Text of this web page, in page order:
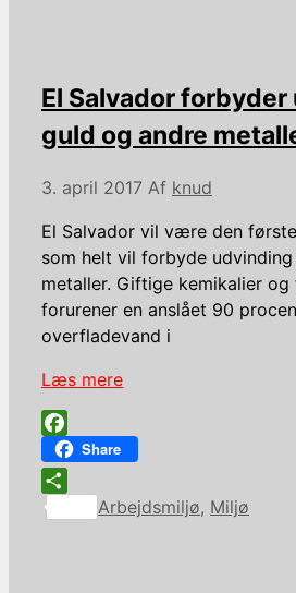
El Salvador
guld og andre
3. april 2017 Af knud
El Salvador vil være den
som helt vil forbyde
metaller. Giftige kemikalier og
forurener en anslået 90
overfladevand i
Læs mere
Facebook
Share
Share
Kategorier
Arbejdsmiljø, Miljø